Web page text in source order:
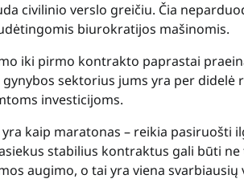
civilinio verslo greičiu. Čia
biurokratijos mašinomis.
iki pirmo kontrakto paprastai
gynybos sektorius jums yra per
investicijoms.
kaip maratonas – reikia
stabilius kontraktus gali būti
augimo, o tai yra viena